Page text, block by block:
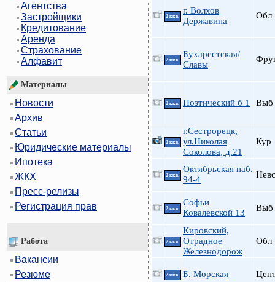
Агентства
Застройщики
Кредитование
Аренда
Страхование
Алфавит
Материалы
Новости
Архив
Статьи
Юридические материалы
Ипотека
ЖКХ
Пресс-релизы
Регистрация прав
Работа
Вакансии
Резюме
2 ккв.
г. Волхов
Державина
Обл
2 ккв.
Бухарестская/
Славы
2 ккв. Поэтический б 1 Выб
2 ккв.
г.Сестрорецк,
ул.Николая
Соколова, д.21
Кур
2 ккв.
Октябрьская наб.
94-4
2 ккв.
Софьи
Ковалевской 13
Выб
2 ккв.
Кировский,
Отрадное
Железнодорож
Обл
2 ккв. Б. Морская